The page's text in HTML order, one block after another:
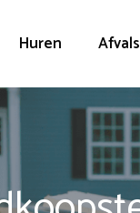
Huren